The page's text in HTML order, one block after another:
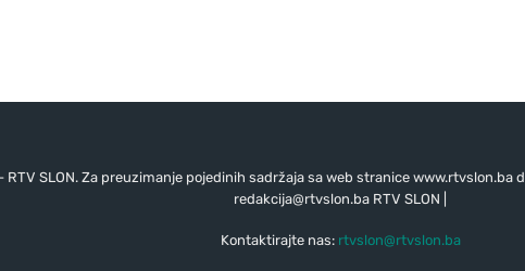
SLON. Za preuzimanje pojedinih sadržaja sa web stranice www.rtvslon.ba
redakcija@rtvslon.baRTV SLON |
Kontaktirajte nas: rtvslon@rtvslon.ba